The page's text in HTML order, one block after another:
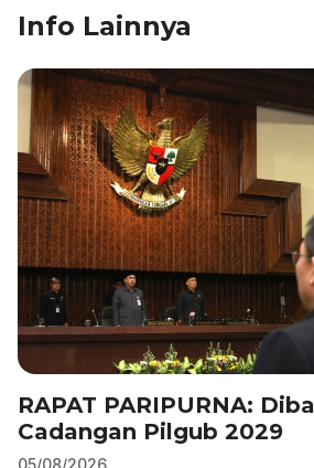
e
b
o
o
k
e
dI
n
A
p
p
a
m
Info Lainnya
RAPAT PARIPURNA:
Cadangan Pilgub 2029
05/08/2026